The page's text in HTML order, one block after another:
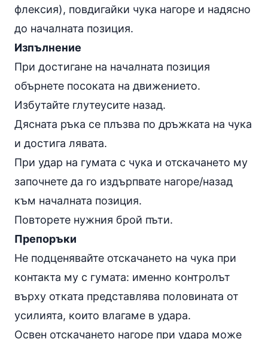
флексия), повдигайки чука нагоре и надясно
до началната позиция.
Изпълнение
При достигане на началната позиция
обърнете посоката на движението.
Избутайте глутеусите назад.
Дясната ръка се плъзва по дръжката на чука
и достига лявата.
При удар на гумата с чука и отскачането му
започнете да го издърпвате нагоре/назад
към началната позиция.
Повторете нужния брой пъти.
Препоръки
Не подценявайте отскачането на чука при
контакта му с гумата: именно контролът
върху отката представлява половината от
усилията, които влагаме в удара.
Освен отскачането нагоре при удара може